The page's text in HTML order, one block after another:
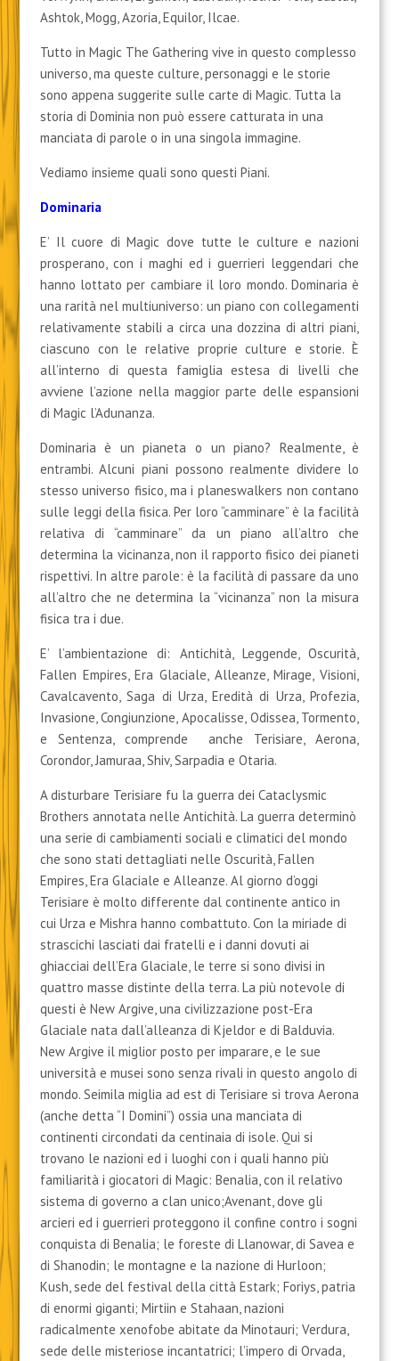
Ashtok, Mogg, Azoria, Equilor, Ilcae.
Tutto in Magic The Gathering vive in questo complesso
universo, ma queste culture, personaggi e le storie
sono appena suggerite sulle carte di Magic. Tutta la
storia di Dominia non può essere catturata in una
manciata di parole o in una singola immagine.
Vediamo insieme quali sono questi Piani.
Dominaria
E’ Il cuore di Magic dove tutte le culture e nazioni
prosperano, con i maghi ed i guerrieri leggendari che
hanno lottato per cambiare il loro mondo. Dominaria è
una rarità nel multiuniverso: un piano con collegamenti
relativamente stabili a circa una dozzina di altri piani,
ciascuno con le relative proprie culture e storie. È
all’interno di questa famiglia estesa di livelli che
avviene l’azione nella maggior parte delle espansioni
di Magic l’Adunanza.
Dominaria è un pianeta o un piano? Realmente, è
entrambi. Alcuni piani possono realmente dividere lo
stesso universo fisico, ma i planeswalkers non contano
sulle leggi della fisica. Per loro “camminare” è la facilità
relativa di “camminare” da un piano all’altro che
determina la vicinanza, non il rapporto fisico dei pianeti
rispettivi. In altre parole: è la facilità di passare da uno
all’altro che ne determina la “vicinanza” non la misura
fisica tra i due.
E’ l’ambientazione di: Antichità, Leggende, Oscurità,
Fallen Empires, Era Glaciale, Alleanze, Mirage, Visioni,
Cavalcavento, Saga di Urza, Eredità di Urza, Profezia,
Invasione, Congiunzione, Apocalisse, Odissea, Tormento,
e Sentenza, comprende anche Terisiare, Aerona,
Corondor, Jamuraa, Shiv, Sarpadia e Otaria.
A disturbare Terisiare fu la guerra dei Cataclysmic
Brothers annotata nelle Antichità. La guerra determinò
una serie di cambiamenti sociali e climatici del mondo
che sono stati dettagliati nelle Oscurità, Fallen
Empires, Era Glaciale e Alleanze. Al giorno d’oggi
Terisiare è molto differente dal continente antico in
cui Urza e Mishra hanno combattuto. Con la miriade di
strascichi lasciati dai fratelli e i danni dovuti ai
ghiacciai dell’Era Glaciale, le terre si sono divisi in
quattro masse distinte della terra. La più notevole di
questi è New Argive, una civilizzazione post-Era
Glaciale nata dall’alleanza di Kjeldor e di Balduvia.
New Argive il miglior posto per imparare, e le sue
università e musei sono senza rivali in questo angolo di
mondo. Seimila miglia ad est di Terisiare si trova Aerona
(anche detta “I Domini”) ossia una manciata di
continenti circondati da centinaia di isole. Qui si
trovano le nazioni ed i luoghi con i quali hanno più
familiarità i giocatori di Magic: Benalia, con il relativo
sistema di governo a clan unico;Avenant, dove gli
arcieri ed i guerrieri proteggono il confine contro i sogni
conquista di Benalia; le foreste di Llanowar, di Savea e
di Shanodin; le montagne e la nazione di Hurloon;
Kush, sede del festival della città Estark; Foriys, patria
di enormi giganti; Mirtiin e Stahaan, nazioni
radicalmente xenofobe abitate da Minotauri; Verdura,
sede delle misteriose incantatrici; l’impero di Orvada,